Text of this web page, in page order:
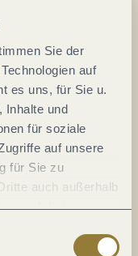
Sie der
auf
es uns, für Sie u.
Inhalte und
für soziale
auf unsere
für Sie zu
auch außerhalb
und dort
"Alle
Newsletter